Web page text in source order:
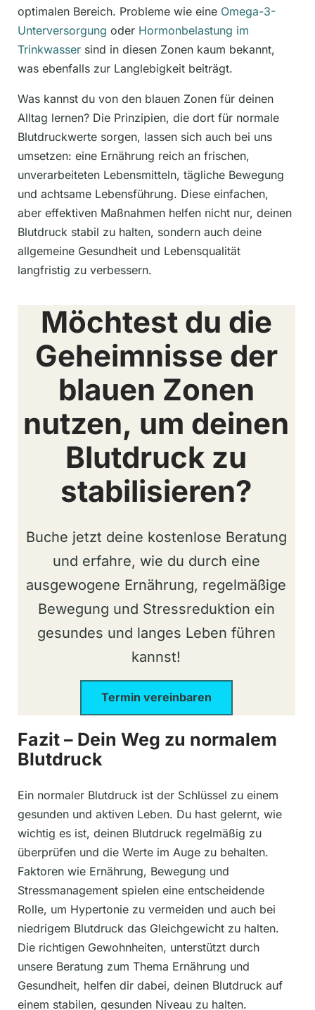
optimalen Bereich. Probleme wie eine Omega-3-
Unterversorgung oder Hormonbelastung im
Trinkwasser sind in diesen Zonen kaum bekannt,
was ebenfalls zur Langlebigkeit beiträgt.
Was kannst du von den blauen Zonen für deinen
Alltag lernen? Die Prinzipien, die dort für normale
Blutdruckwerte sorgen, lassen sich auch bei uns
umsetzen: eine Ernährung reich an frischen,
unverarbeiteten Lebensmitteln, tägliche Bewegung
und achtsame Lebensführung. Diese einfachen,
aber effektiven Maßnahmen helfen nicht nur, deinen
Blutdruck stabil zu halten, sondern auch deine
allgemeine Gesundheit und Lebensqualität
langfristig zu verbessern.
Möchtest du die
Geheimnisse der
blauen Zonen
nutzen, um deinen
Blutdruck zu
stabilisieren?
Buche jetzt deine kostenlose Beratung
und erfahre, wie du durch eine
ausgewogene Ernährung, regelmäßige
Bewegung und Stressreduktion ein
gesundes und langes Leben führen
kannst!
Termin vereinbaren
Fazit – Dein Weg zu normalem
Blutdruck
Ein normaler Blutdruck ist der Schlüssel zu einem
gesunden und aktiven Leben. Du hast gelernt, wie
wichtig es ist, deinen Blutdruck regelmäßig zu
überprüfen und die Werte im Auge zu behalten.
Faktoren wie Ernährung, Bewegung und
Stressmanagement spielen eine entscheidende
Rolle, um Hypertonie zu vermeiden und auch bei
niedrigem Blutdruck das Gleichgewicht zu halten.
Die richtigen Gewohnheiten, unterstützt durch
unsere Beratung zum Thema Ernährung und
Gesundheit, helfen dir dabei, deinen Blutdruck auf
einem stabilen, gesunden Niveau zu halten.